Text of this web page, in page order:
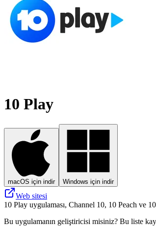
10 Play
macOS için indir Windows için indir
Web sitesi
10 Play uygulaması, Channel 10, 10 Peach ve
Bu uygulamanın geliştiricisi misiniz? Bu liste